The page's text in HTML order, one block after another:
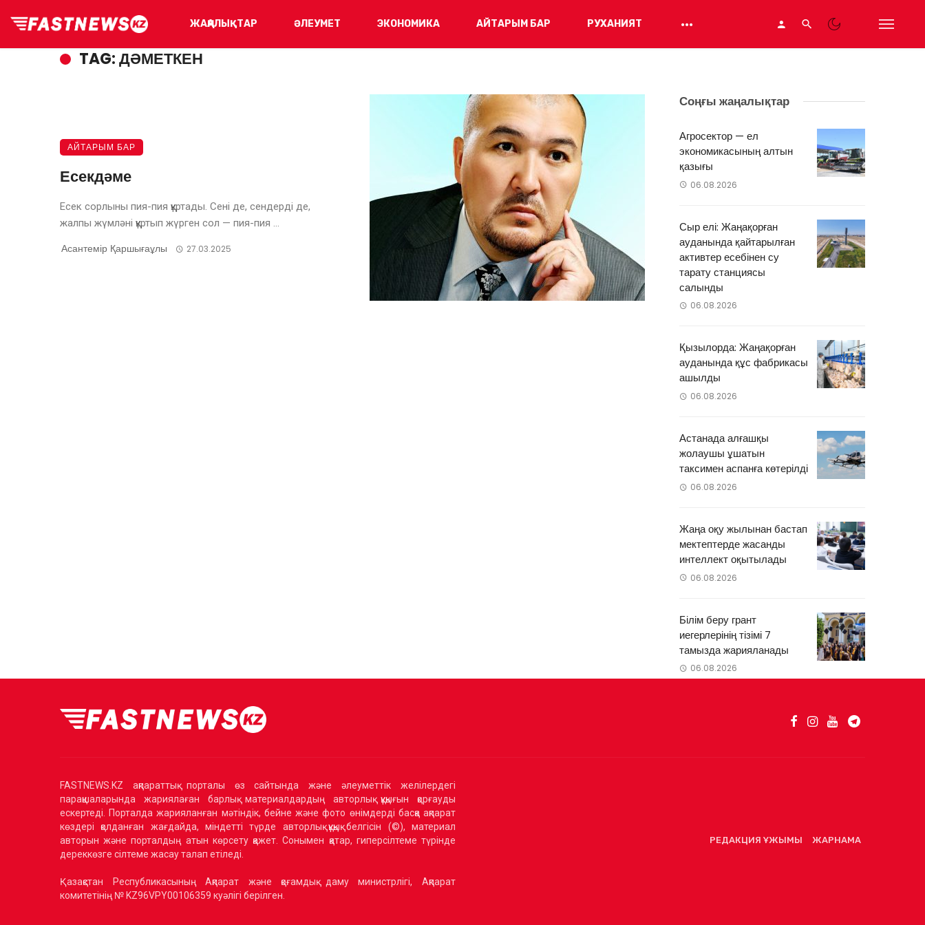
ЖАҢАЛЫҚТАР ӘЛЕУМЕТ ЭКОНОМИКА АЙТАРЫМ БАР РУХАНИЯТ
TAG: ДӘМЕТКЕН
АЙТАРЫМ БАР
Есекдәме
Есек сорлыны пия-пия құртады. Сені де, сендерді де,
жалпы жүмләні құртып жүрген сол — пия-пия ...
Асантемір Қаршығаұлы 27.03.2025
Соңғы жаңалықтар
Агросектор — ел
экономикасының алтын
қазығы
06.08.2026
Сыр елі: Жаңақорған
ауданында қайтарылған
активтер есебінен су
тарату станциясы
салынды
06.08.2026
Қызылорда: Жаңақорған
ауданында құс фабрикасы
ашылды
06.08.2026
Астанада алғашқы
жолаушы ұшатын
таксимен аспанға көтерілді
06.08.2026
Жаңа оқу жылынан бастап
мектептерде жасанды
интеллект оқытылады
06.08.2026
Білім беру грант
иегерлерінің тізімі 7
тамызда жарияланады
06.08.2026
FASTNEWS.KZ ақпараттық порталы өз сайтында және әлеуметтік желілердегі
парақшаларында жариялаған барлық материалдардың авторлық құқығын қорғауды
ескертеді. Порталда жарияланған мәтіндік, бейне және фото өнімдерді басқа ақпарат
көздері қолданған жағдайда, міндетті түрде авторлық құқық белгісін (©), материал
авторын және порталдың атын көрсету қажет. Сонымен қатар, гиперсілтеме түрінде
дереккөзге сілтеме жасау талап етіледі.
Қазақстан Республикасының Ақпарат және қоғамдық даму министрлігі, Ақпарат
комитетінің № KZ96VPY00106359 куәлігі берілген.
РЕДАКЦИЯ ҰЖЫМЫ ЖАРНАМА